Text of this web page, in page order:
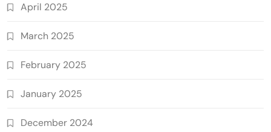
April 2025
March 2025
February 2025
January 2025
December 2024